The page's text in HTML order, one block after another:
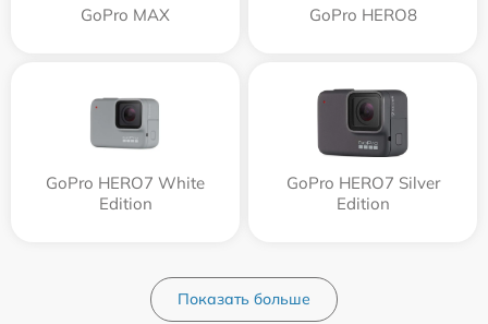
GoPro MAX GoPro HERO8
GoPro HERO7 White
Edition
GoPro HERO7 Silver
Edition
Показать больше